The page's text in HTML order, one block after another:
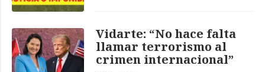
Vidarte: “No hace falta
llamar terrorismo al
crimen internacional”